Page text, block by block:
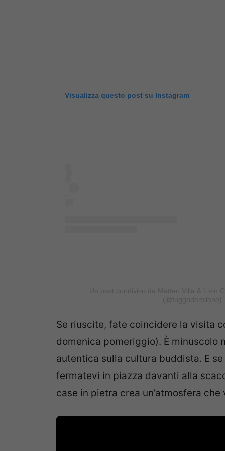
Visualizza questo post su Instagram
Se riuscite, fate coincidere la visita
domenica pomeriggio). È minuscolo
autentica sulla cultura buddista. E
fermatevi in piazza davanti alla
case in pietra crea un’atmosfera